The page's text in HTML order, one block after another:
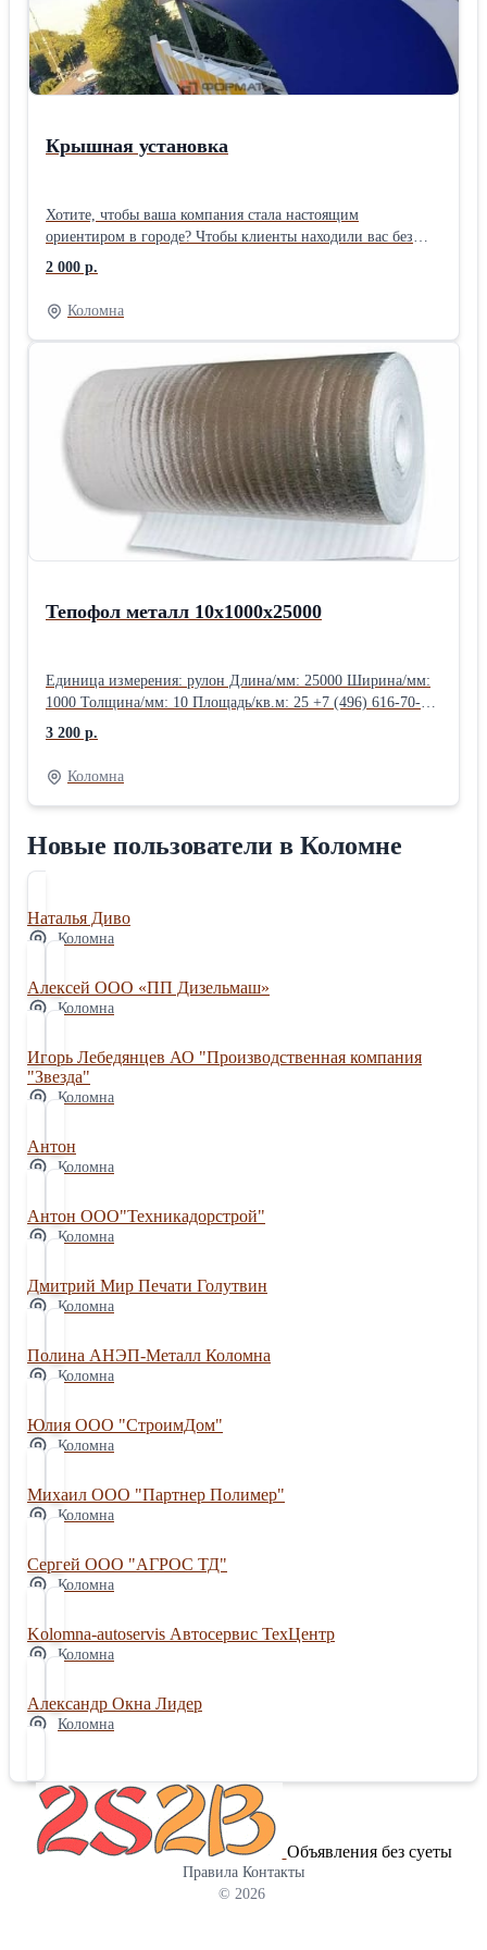
Крышная установка
Хотите, чтобы ваша компания стала настоящим
ориентиром в городе? Чтобы клиенты находили вас без
труда, а конкуренты восхищались вашим масштабом? ✨
Тогда вам нужна крышная установка – самое эффектное и
мощное решение для наружной рекламы! 🏢 🚀 Крышная
установка: ваш бренд – король города! 🚀 Это не просто
вывеска, это заявление о вашем успехе! Мы поможем
вашему бизнесу взлететь, создав величественную
конструкцию, которая будет работать на вас 24/7.
Представьте: ваше название, сияющее над городскими
улицами, видимое издалека, притягивающее взгляды и
вызывающее доверие. 🌟
2 000 р.
Коломна
Тепофол металл 10х1000х25000
Единица измерения: рулон Длина/мм: 25000 Ширина/мм:
1000 Толщина/мм: 10 Площадь/кв.м: 25 +7 (496) 616-70-57
+7 (916) 925-00-70 +7 (496) 616-65-76
3 200 р.
Коломна
Новые пользователи в Коломне
Наталья Диво
Коломна
Алексей ООО «ПП Дизельмаш»
Коломна
Игорь Лебедянцев АО "Производственная компания
"Звезда"
Коломна
Антон
Коломна
Антон ООО"Техникадорстрой"
Коломна
Дмитрий Мир Печати Голутвин
Коломна
Полина АНЭП-Металл Коломна
Коломна
Юлия ООО "СтроимДом"
Коломна
Михаил ООО "Партнер Полимер"
Коломна
Сергей ООО "АГРОС ТД"
Коломна
Kolomna-autoservis Автосервис ТехЦентр
Коломна
Александр Окна Лидер
Коломна
Объявления без суеты
Правила Контакты
© 2026